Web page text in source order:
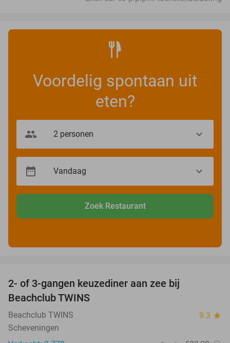
Voordelig spontaan uit
eten?
Zoek Restaurant
2- of 3-gangen keuzediner aan zee bij
Beachclub TWINS
Beachclub TWINS 9.3 star
Scheveningen